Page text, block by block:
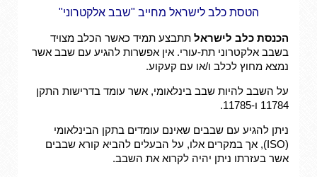
הטסת כלב לישראל מחייב "שבב אלקטרוני"
הכנסת כלב לישראל תתבצע תמיד כאשר הכלב מצויד
בשבב אלקטרוני תת-עורי. אין אפשרות להגיע עם שבב אשר
נמצא מחוץ לכלב ו/או עם קעקוע.
על השבב להיות שבב בינלאומי, אשר עומד בדרישות התקן
11784 ו-11785.
ניתן להגיע עם שבבים שאינם עומדים בתקן הבינלאומי
(ISO), אך במקרים אלו, על הבעלים להביא קורא שבבים
אשר בעזרתו ניתן יהיה לקרוא את השבב.